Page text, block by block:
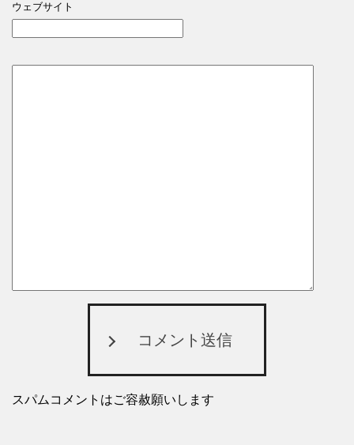
ウェブサイト
コメント送信
スパムコメントはご容赦願いします